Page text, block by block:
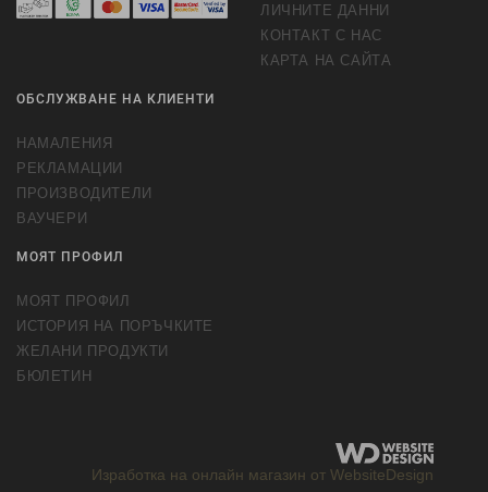
ЛИЧНИТЕ ДАННИ
КОНТАКТ С НАС
КАРТА НА САЙТА
ОБСЛУЖВАНЕ НА КЛИЕНТИ
НАМАЛЕНИЯ
РЕКЛАМАЦИИ
ПРОИЗВОДИТЕЛИ
ВАУЧЕРИ
МОЯТ ПРОФИЛ
МОЯТ ПРОФИЛ
ИСТОРИЯ НА ПОРЪЧКИТЕ
ЖЕЛАНИ ПРОДУКТИ
БЮЛЕТИН
Изработка на онлайн магазин от WebsiteDesign